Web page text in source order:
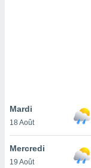
pas
de
à
Mardi
18 Août
Mercredi
19 Août